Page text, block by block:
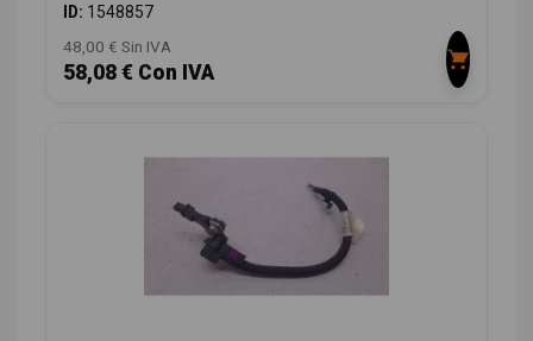
ID: 1548857
48,00 € Sin IVA
58,08 € Con IVA